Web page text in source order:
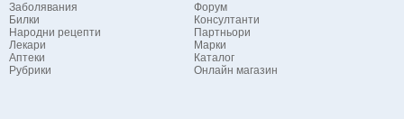
Заболявания
Билки
Народни рецепти
Лекари
Аптеки
Рубрики
Форум
Консултанти
Партньори
Марки
Каталог
Онлайн магазин